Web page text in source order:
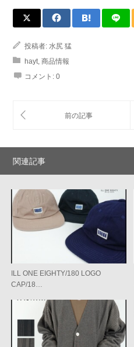
投稿者: 水尻 猛
hayt, 商品情報
コメント: 0
関連記事
ILL ONE EIGHTY/180 LOGO
CAP/18…